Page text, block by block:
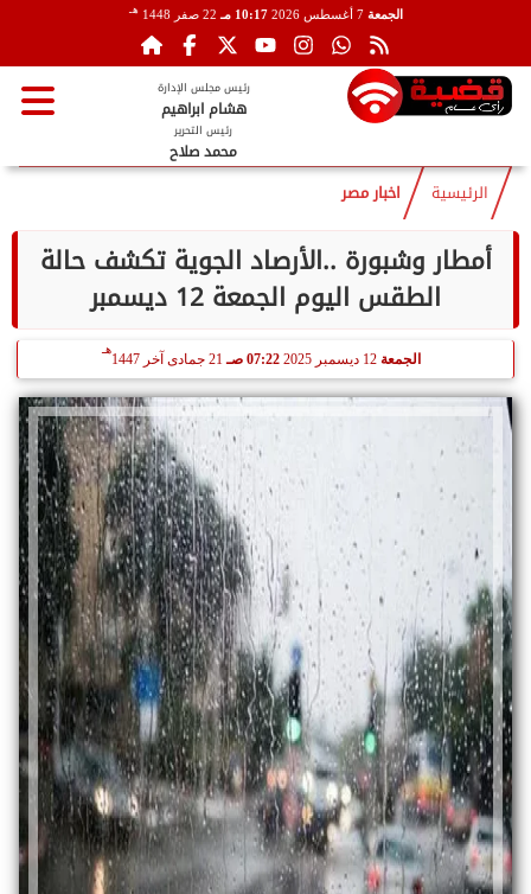
الجمعة 7 أغسطس 2026 10:17 مـ 22 صفر 1448 هـ
رئيس مجلس الإدارة
هشام ابراهيم
رئيس التحرير
محمد صلاح
الرئيسية اخبار مصر
أمطار وشبورة ..الأرصاد الجوية تكشف حالة
الطقس اليوم الجمعة 12 ديسمبر
الجمعة 12 ديسمبر 2025 07:22 صـ 21 جمادى آخر 1447
هـ